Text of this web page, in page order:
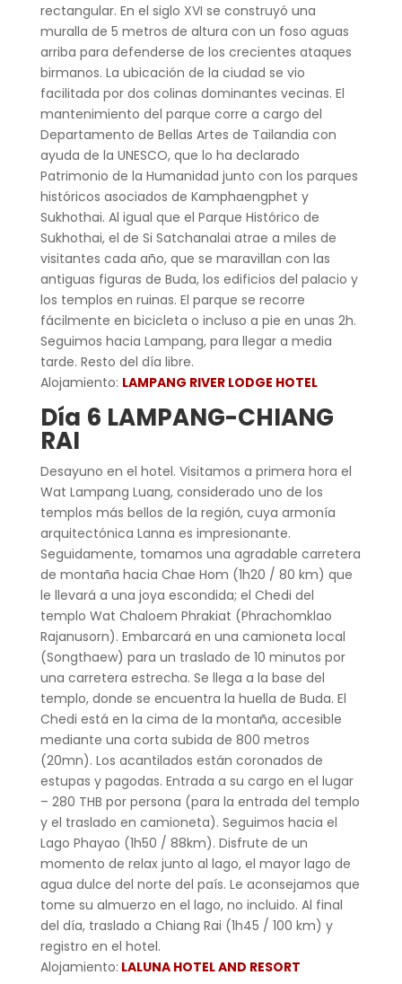
rectangular. En el siglo XVI se construyó una
muralla de 5 metros de altura con un foso aguas
arriba para defenderse de los crecientes ataques
birmanos. La ubicación de la ciudad se vio
facilitada por dos colinas dominantes vecinas. El
mantenimiento del parque corre a cargo del
Departamento de Bellas Artes de Tailandia con
ayuda de la UNESCO, que lo ha declarado
Patrimonio de la Humanidad junto con los parques
históricos asociados de Kamphaengphet y
Sukhothai. Al igual que el Parque Histórico de
Sukhothai, el de Si Satchanalai atrae a miles de
visitantes cada año, que se maravillan con las
antiguas figuras de Buda, los edificios del palacio y
los templos en ruinas. El parque se recorre
fácilmente en bicicleta o incluso a pie en unas 2h.
Seguimos hacia Lampang, para llegar a media
tarde. Resto del día libre.
Alojamiento: LAMPANG RIVER LODGE HOTEL
Día 6 LAMPANG-CHIANG
RAI
Desayuno en el hotel. Visitamos a primera hora el
Wat Lampang Luang, considerado uno de los
templos más bellos de la región, cuya armonía
arquitectónica Lanna es impresionante.
Seguidamente, tomamos una agradable carretera
de montaña hacia Chae Hom (1h20 / 80 km) que
le llevará a una joya escondida; el Chedi del
templo Wat Chaloem Phrakiat (Phrachomklao
Rajanusorn). Embarcará en una camioneta local
(Songthaew) para un traslado de 10 minutos por
una carretera estrecha. Se llega a la base del
templo, donde se encuentra la huella de Buda. El
Chedi está en la cima de la montaña, accesible
mediante una corta subida de 800 metros
(20mn). Los acantilados están coronados de
estupas y pagodas. Entrada a su cargo en el lugar
– 280 THB por persona (para la entrada del templo
y el traslado en camioneta). Seguimos hacia el
Lago Phayao (1h50 / 88km). Disfrute de un
momento de relax junto al lago, el mayor lago de
agua dulce del norte del país. Le aconsejamos que
tome su almuerzo en el lago, no incluido. Al final
del día, traslado a Chiang Rai (1h45 / 100 km) y
registro en el hotel.
Alojamiento: LALUNA HOTEL AND RESORT